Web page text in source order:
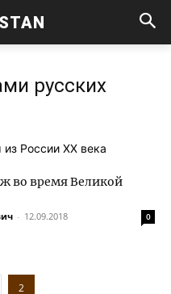
русских
Рос­сии XX века
во время Великой
- 12.09.2018 0
2